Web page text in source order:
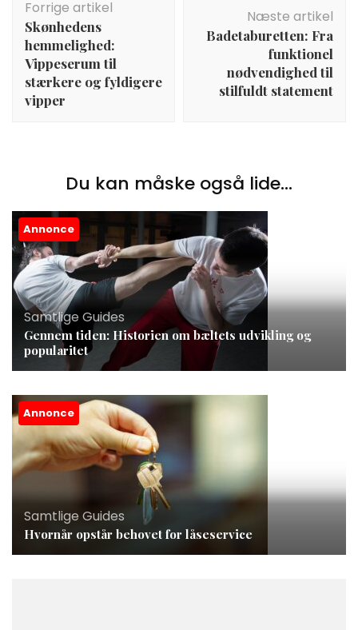
Forrige artikel
Skønhedens
hemmelighed:
Vippeserum til
stærkere og fyldigere
vipper
Næste artikel
Badetaburetten: Fra
funktionel
nødvendighed til
stilfuldt statement
Du kan måske også lide...
Annonce
Samtlige Guides
Gennem tiden: Historien om bæltets udvikling og
popularitet
Annonce
Samtlige Guides
Hvornår opstår behovet for låseservice